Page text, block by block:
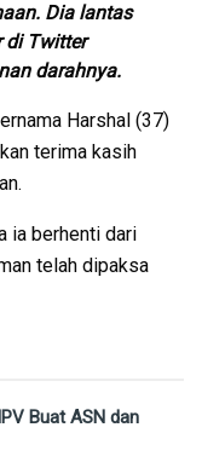
Dia lantas
di Twitter
darahnya.
Harshal (37)
terima kasih
ia berhenti dari
telah dipaksa
Buat ASN dan